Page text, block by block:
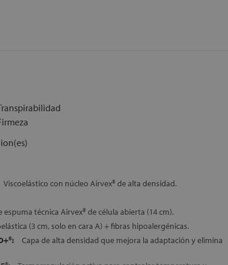
Viscoelástico con núcleo Airvex® de alta densidad.
espuma técnica Airvex® de célula abierta (14 cm).
(3 cm, solo en cara A) + fibras hipoalergénicas.
Capa de alta densidad que mejora la adaptación y elimina